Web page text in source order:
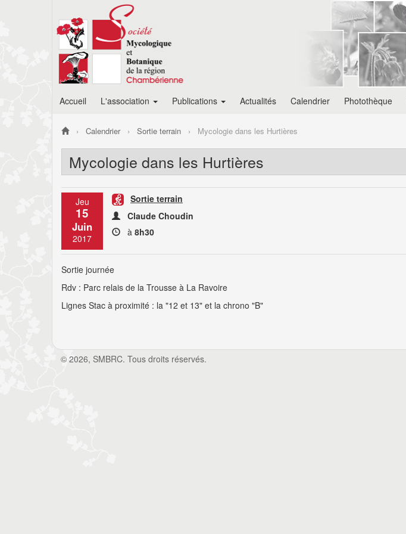
Accueil L'association Publications Actualités Calendrier Photothèque
Calendrier Sortie terrain Mycologie dans les Hurtières
Mycologie dans les Hurtières
Jeu
15
Juin
2017
Sortie terrain
Claude Choudin
à 8h30
Sortie journée
Rdv : Parc relais de la Trousse à La Ravoire
Lignes Stac à proximité : la "12 et 13" et la chrono "B"
© 2026, SMBRC. Tous droits réservés.